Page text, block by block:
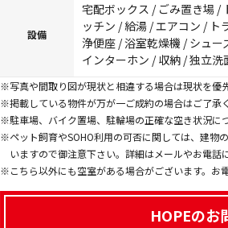
設備
宅配ボックス / ごみ置き場 /
ッチン / 給湯 / エアコン /
浄便座 / 浴室乾燥機 / シュ
インターホン / 収納 / 独立
※写真や間取り図が現状と相違する場合は現状を優
※掲載している物件が万が一ご成約の場合はご了承
※駐車場、バイク置場、駐輪場の正確な空き状況に
※ペット飼育やSOHO利用の可否に関しては、建物
いますので御注意下さい。詳細はメールやお電話
※こちら以外にも空室がある場合がございます。お
HOPEのお